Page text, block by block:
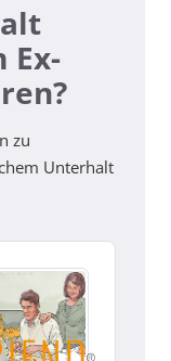
Ex-
zu
Unterhalt